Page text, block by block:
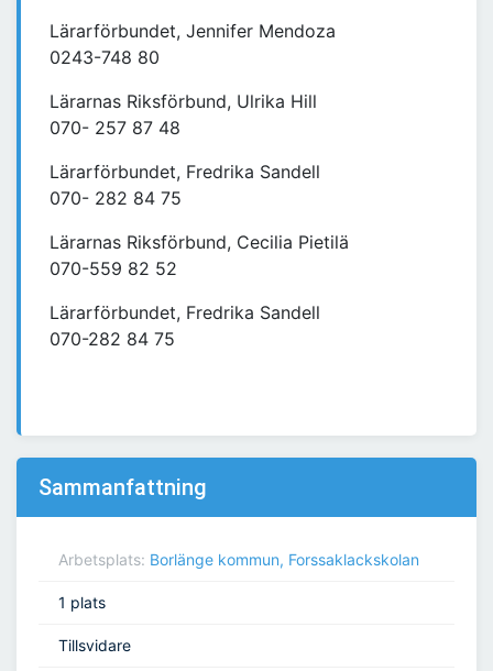
Lärarförbundet, Jennifer Mendoza
0243-748 80
Lärarnas Riksförbund, Ulrika Hill
070- 257 87 48
Lärarförbundet, Fredrika Sandell
070- 282 84 75
Lärarnas Riksförbund, Cecilia Pietilä
070-559 82 52
Lärarförbundet, Fredrika Sandell
070-282 84 75
Sammanfattning
Arbetsplats: Borlänge kommun, Forssaklackskolan
1 plats
Tillsvidare